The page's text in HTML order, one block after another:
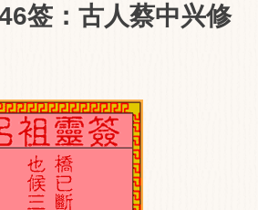
签网
签：古人蔡中兴修